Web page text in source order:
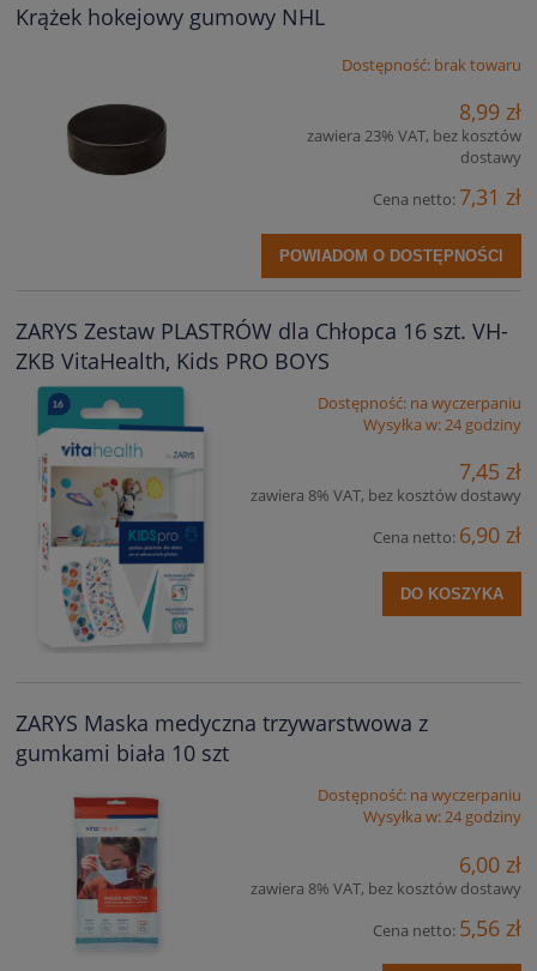
Krążek hokejowy gumowy NHL
Dostępność: brak towaru
8,99 zł
zawiera 23% VAT, bez kosztów
dostawy
Cena netto: 7,31 zł
POWIADOM O DOSTĘPNOŚCI
ZARYS Zestaw PLASTRÓW dla Chłopca 16 szt. VH-
ZKB VitaHealth, Kids PRO BOYS
Dostępność: na wyczerpaniu
Wysyłka w:24 godziny
7,45 zł
zawiera 8% VAT, bez kosztów dostawy
Cena netto: 6,90 zł
DO KOSZYKA
ZARYS Maska medyczna trzywarstwowa z
gumkami biała 10 szt
Dostępność: na wyczerpaniu
Wysyłka w:24 godziny
6,00 zł
zawiera 8% VAT, bez kosztów dostawy
Cena netto: 5,56 zł